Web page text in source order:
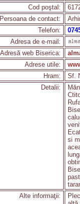
Cod poştal:
Persoana de contact:
Telefon:
Adresa de e-mail:
Adresă web Biserica:
Adrese utile:
Hram:
Sf.
Detalii:
si
Alte informaţii: